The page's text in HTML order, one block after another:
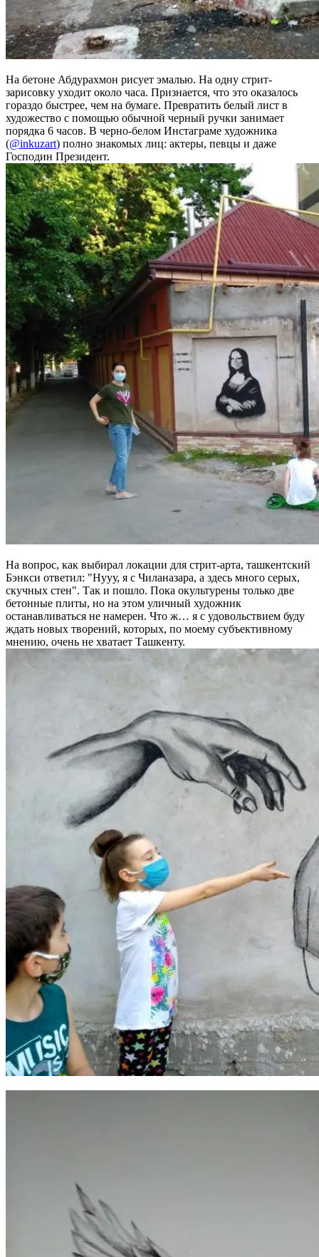
На бетоне Абдурахмон рисует эмалью. На одну стрит-
зарисовку уходит около часа. Признается, что это оказалось
гораздо быстрее, чем на бумаге. Превратить белый лист в
художество с помощью обычной черный ручки занимает
порядка 6 часов. В черно-белом Инстаграме художника
(@inkuzart) полно знакомых лиц: актеры, певцы и даже
Господин Президент.
На вопрос, как выбирал локации для стрит-арта, ташкентский
Бэнкси ответил:
Нууу, я с Чиланазара, а здесь много серых,
скучных стен . Так и пошло. Пока окультурены только две
бетонные плиты, но на этом уличный художник
останавливаться не намерен. Что ж… я с удовольствием буду
ждать новых творений, которых, по моему субъективному
мнению, очень не хватает Ташкенту.